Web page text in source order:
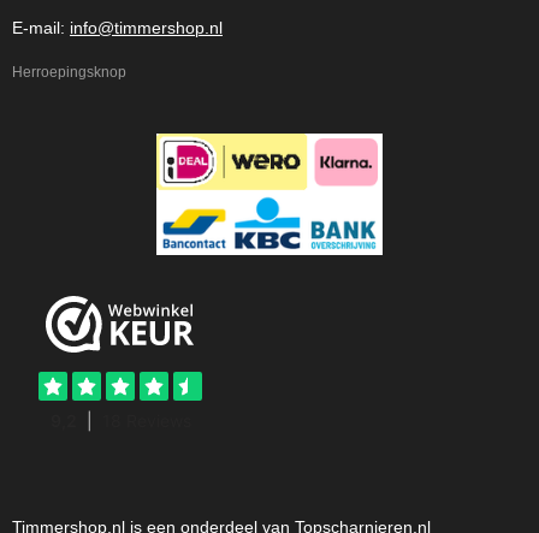
E-mail: info@timmershop.nl
Herroepingsknop
Timmershop.nl is een onderdeel van Topscharnieren.nl